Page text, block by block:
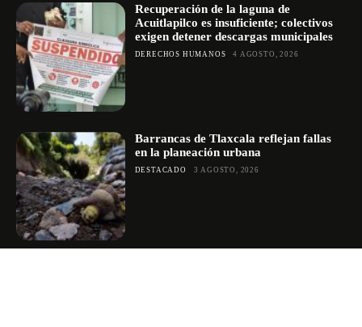
Recuperación de la laguna de
Acuitlapilco es insuficiente; colectivos
exigen detener descargas municipales
DERECHOS HUMANOS 4 AGOSTO, 2026
Barrancas de Tlaxcala reflejan fallas
en la planeación urbana
DESTACADO 3 AGOSTO, 2026